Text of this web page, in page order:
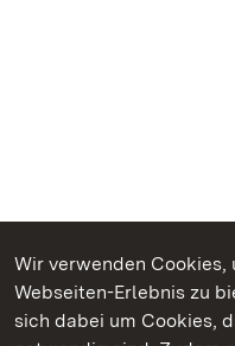
Wir verwenden Cookies,
Webseiten-Erlebnis zu
sich dabei um Cookies,
Kommen. Staunen.